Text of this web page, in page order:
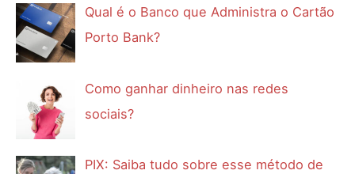
Qual é o Banco que Administra o Cartão
Porto Bank?
Como ganhar dinheiro nas redes
sociais?
PIX: Saiba tudo sobre esse método de